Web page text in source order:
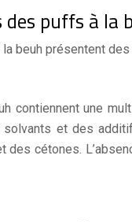
puffs à la
beuh présentent
contiennent une
et des
des cétones.